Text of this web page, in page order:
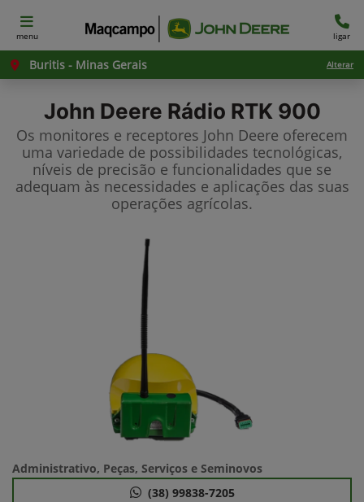
menu ligar
Buritis - Minas Gerais Alterar
John Deere Rádio RTK 900
Os monitores e receptores John Deere oferecem
uma variedade de possibilidades tecnológicas,
níveis de precisão e funcionalidades que se
adequam às necessidades e aplicações das suas
operações agrícolas.
Administrativo, Peças, Serviços e Seminovos
(38) 99838-7205